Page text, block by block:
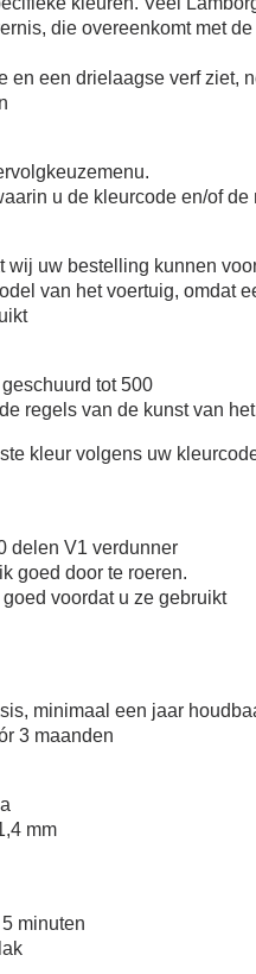
die overeenkomt met
een drielaagse verf ziet,
u de kleurcode en/of de
uw bestelling kunnen
van het voertuig, omdat
tot 500
regels van de kunst van
kleur volgens uw
delen V1 verdunner
goed door te roeren.
voordat u ze gebruikt
minimaal een jaar
3 maanden
mm
minuten